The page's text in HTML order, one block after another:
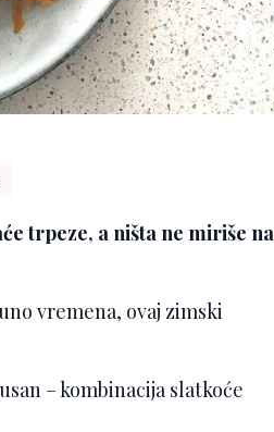
trpeze, a ništa ne miriše na
vremena, ovaj zimski
– kombinacija slatkoće